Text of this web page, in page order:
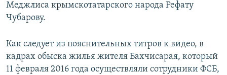
Меджлиса крымскотатарского народа Рефату
Чубарову.
Как следует из пояснительных титров к видео, в
кадрах обыска жилья жителя Бахчисарая, который
11 февраля 2016 года осуществляли сотрудники ФСБ,